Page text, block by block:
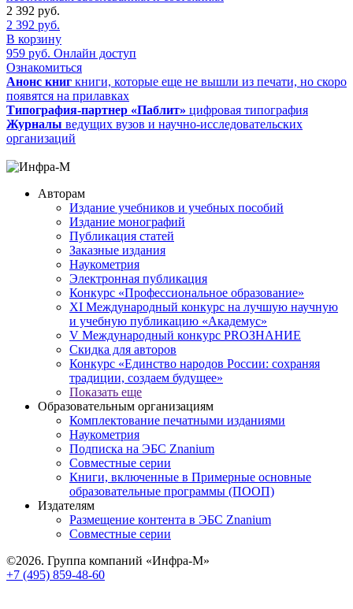
2 392 руб.
2 392 руб.
В корзину
959 руб. Онлайн доступ
Ознакомиться
Анонс книг книги, которые еще не вышли из печати, но скоро
появятся на прилавках
Типография-партнер «Паблит» цифровая типография
Журналы ведущих вузов и научно-исследовательских
организаций
Авторам
Издание учебников и учебных пособий
Издание монографий
Публикация статей
Заказные издания
Наукометрия
Электронная публикация
Конкурс «Профессиональное образование»
XI Международный конкурс на лучшую научную
и учебную публикацию «Академус»
V Международный конкурс PROЗНАНИЕ
Скидка для авторов
Конкурс «Единство народов России: сохраняя
традиции, создаем будущее»
Показать еще
Образовательным организациям
Комплектование печатными изданиями
Наукометрия
Подписка на ЭБС Znanium
Совместные серии
Книги, включенные в Примерные основные
образовательные программы (ПООП)
Издателям
Размещение контента в ЭБС Znanium
Совместные серии
©2026. Группа компаний «Инфра-М»
+7 (495) 859-48-60